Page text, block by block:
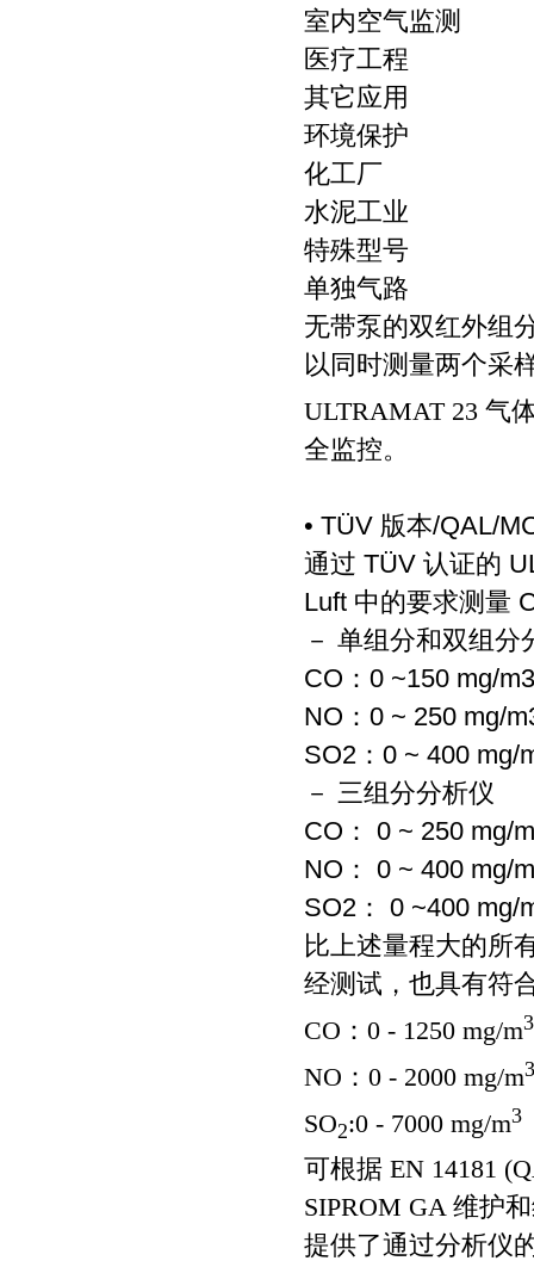
室内空气监测
医疗工程
其它应用
环境保护
化工厂
水泥工业
特殊型号
单独气路
无带泵的双红外组
以同时测量两个采
ULTRAMAT 23 气
全监控。
• TÜV 版本/QAL/
通过 TÜV 认证的
Luft 中的要求测量
－ 单组分和双组分
CO：0 ~150 mg/m3
NO：0 ~ 250 mg/
SO2：0 ~ 400 mg/
－ 三组分分析仪
CO： 0 ~ 250 mg/
NO： 0 ~ 400 mg/
SO2： 0 ~400 mg/
比上述量程大的所
经测试，也具有符
CO：0 - 1250 mg/m3
NO：0 - 2000 mg/m3
SO2:0 - 7000 mg/m3
可根据 EN 14181
SIPROM GA 维护
提供了通过分析仪